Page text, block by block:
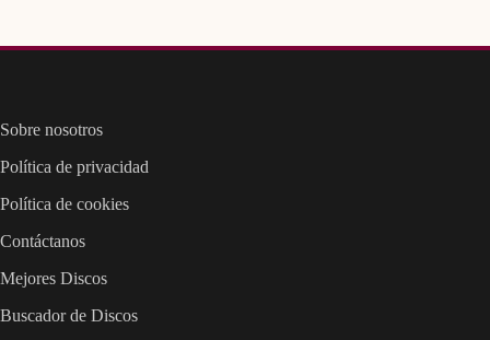
Sobre nosotros
Política de privacidad
Política de cookies
Contáctanos
Mejores Discos
Buscador de Discos